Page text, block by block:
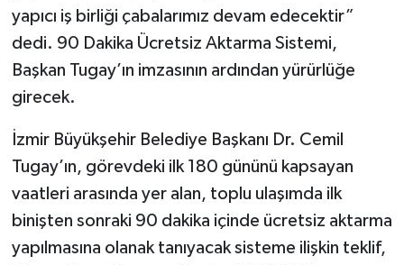
yapıcı iş birliği çabalarımız devam edecektir”
dedi. 90 Dakika Ücretsiz Aktarma Sistemi,
Başkan Tugay’ın imzasının ardından yürürlüğe
girecek.
İzmir Büyükşehir Belediye Başkanı Dr. Cemil
Tugay’ın, görevdeki ilk 180 gününü kapsayan
vaatleri arasında yer alan, toplu ulaşımda ilk
binişten sonraki 90 dakika içinde ücretsiz aktarma
yapılmasına olanak tanıyacak sisteme ilişkin teklif,